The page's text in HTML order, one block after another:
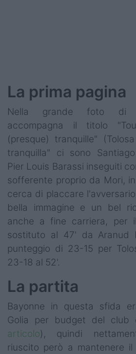
La prima pagina
Nella grande foto di
accompagna il titolo
(presque) tranquille"
tranquilla" ci sono
Pier Louis Barassi inseguiti
sofferente proprio da Mori,
cerca di placcare
bella immagine e un bel
anche a fine carriera, per
sostituto al 47' da Aranud
punteggio di 23-15 per
23-18 al 52'.
La partita
Bayonne in questa sfida
Golia per budget del club
articolo), quindi
riuscito però a mantenere